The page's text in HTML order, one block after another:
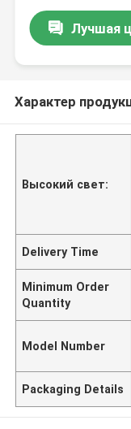
Лучшая
Характер
Высокий свет:
Delivery Time
Minimum Order
Quantity
Model Number
Packaging Details